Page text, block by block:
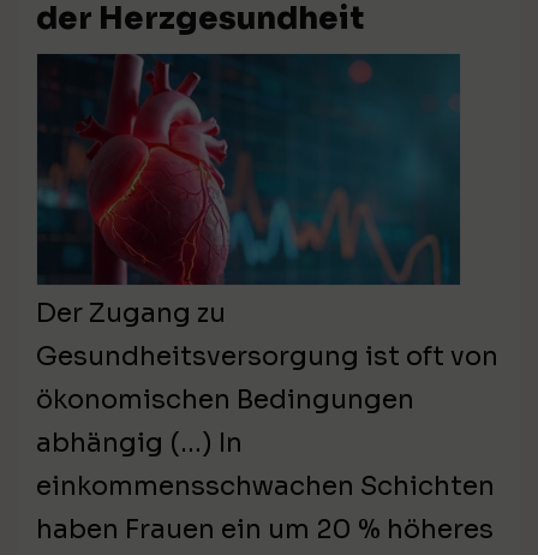
der Herzgesundheit
Der Zugang zu
Gesundheitsversorgung ist oft von
ökonomischen Bedingungen
abhängig (…) In
einkommensschwachen Schichten
haben Frauen ein um 20 % höheres